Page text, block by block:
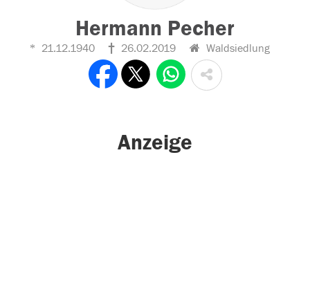
Hermann Pecher
21.12.1940 26.02.2019 Waldsiedlung
Anzeige